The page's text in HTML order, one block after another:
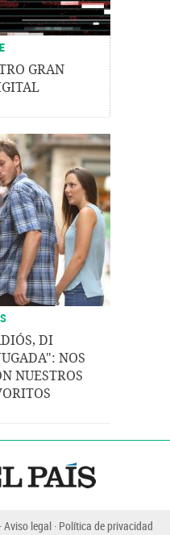
GRAN
DI
NOS
NUESTROS
Aviso legal Política de privacidad